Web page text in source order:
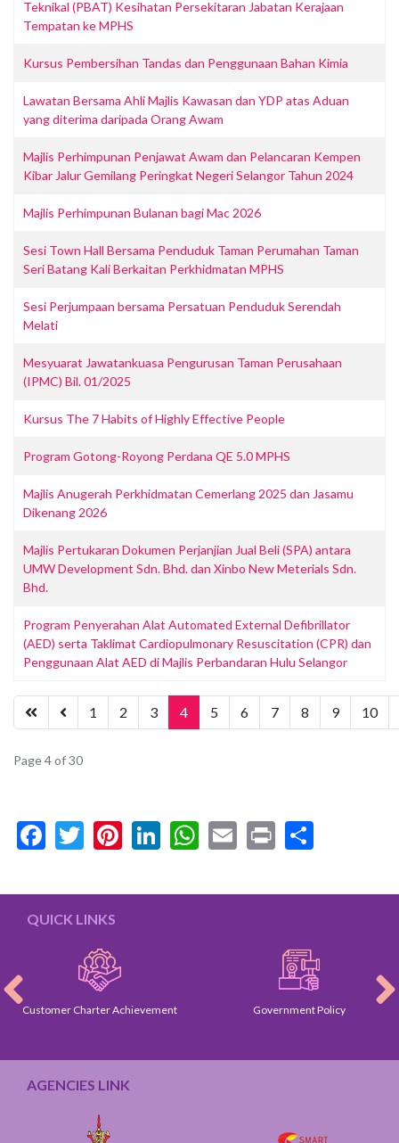
Teknikal (PBAT) Kesihatan Persekitaran Jabatan Kerajaan
Tempatan ke MPHS
Kursus Pembersihan Tandas dan Penggunaan Bahan Kimia
Lawatan Bersama Ahli Majlis Kawasan dan YDP atas Aduan
yang diterima daripada Orang Awam
Majlis Perhimpunan Penjawat Awam dan Pelancaran Kempen
Kibar Jalur Gemilang Peringkat Negeri Selangor Tahun 2024
Majlis Perhimpunan Bulanan bagi Mac 2026
Sesi Town Hall Bersama Penduduk Taman Perumahan Taman
Seri Batang Kali Berkaitan Perkhidmatan MPHS
Sesi Perjumpaan bersama Persatuan Penduduk Serendah
Melati
Mesyuarat Jawatankuasa Pengurusan Taman Perusahaan
(IPMC) Bil. 01/2025
Kursus The 7 Habits of Highly Effective People
Program Gotong-Royong Perdana QE 5.0 MPHS
Majlis Anugerah Perkhidmatan Cemerlang 2025 dan Jasamu
Dikenang 2026
Majlis Pertukaran Dokumen Perjanjian Jual Beli (SPA) antara
UMW Development Sdn. Bhd. dan Xinbo New Meterials Sdn.
Bhd.
Program Penyerahan Alat Automated External Defibrillator
(AED) serta Taklimat Cardiopulmonary Resuscitation (CPR) dan
Penggunaan Alat AED di Majlis Perbandaran Hulu Selangor
1 2 3 4 5 6 7 8 9 10
Page 4 of 30
Facebook
Twitter
Pinterest
LinkedIn
WhatsApp
Email
Print
QUICK LINKS
Customer Charter Achievement Government Policy
AGENCIES LINK